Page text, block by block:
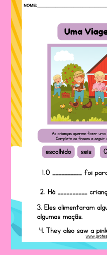
As
Para
Com
O
Tema
De
Verão